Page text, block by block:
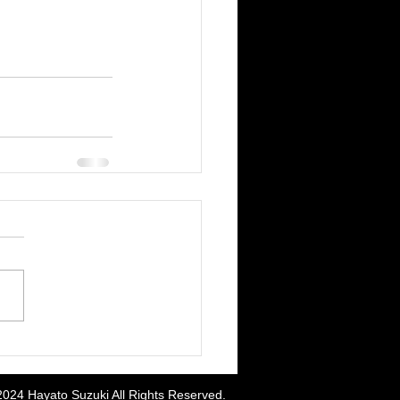
Hayato Suzuki All Rights Reserved.